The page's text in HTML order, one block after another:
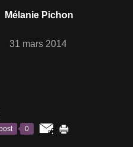
Mélanie Pichon
2014
0